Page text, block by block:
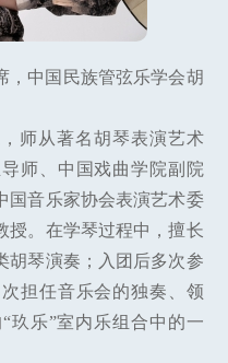
，中国民族管弦乐学会胡
师从著名胡琴表演艺术
师、中国戏曲学院副院
国音乐家协会表演艺术委
授。在学琴过程中，擅长
胡琴演奏；入团后多次参
担任音乐会的独奏、领
玖乐”室内乐组合中的一